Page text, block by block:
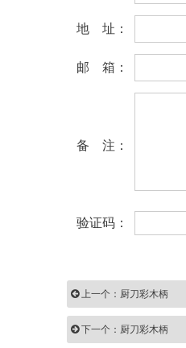
地 址：
邮 箱：
备 注：
验证码：
上一个：厨刀彩木柄
下一个：厨刀彩木柄